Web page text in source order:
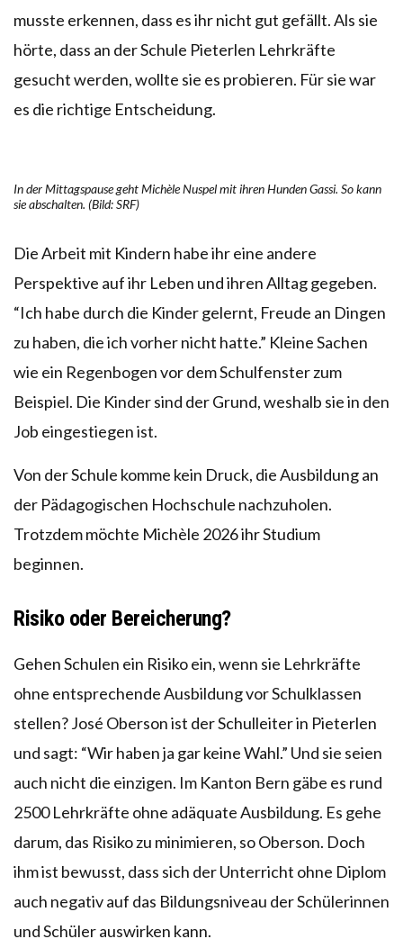
musste erkennen, dass es ihr nicht gut gefällt. Als sie
hörte, dass an der Schule Pieterlen Lehrkräfte
gesucht werden, wollte sie es probieren. Für sie war
es die richtige Entscheidung.
In der Mittagspause geht Michèle Nuspel mit ihren Hunden Gassi. So kann
sie abschalten. (Bild: SRF)
Die Arbeit mit Kindern habe ihr eine andere
Perspektive auf ihr Leben und ihren Alltag gegeben.
“Ich habe durch die Kinder gelernt, Freude an Dingen
zu haben, die ich vorher nicht hatte.” Kleine Sachen
wie ein Regenbogen vor dem Schulfenster zum
Beispiel. Die Kinder sind der Grund, weshalb sie in den
Job eingestiegen ist.
Von der Schule komme kein Druck, die Ausbildung an
der Pädagogischen Hochschule nachzuholen.
Trotzdem möchte Michèle 2026 ihr Studium
beginnen.
Risiko oder Bereicherung?
Gehen Schulen ein Risiko ein, wenn sie Lehrkräfte
ohne entsprechende Ausbildung vor Schulklassen
stellen? José Oberson ist der Schulleiter in Pieterlen
und sagt: “Wir haben ja gar keine Wahl.” Und sie seien
auch nicht die einzigen. Im Kanton Bern gäbe es rund
2500 Lehrkräfte ohne adäquate Ausbildung. Es gehe
darum, das Risiko zu minimieren, so Oberson. Doch
ihm ist bewusst, dass sich der Unterricht ohne Diplom
auch negativ auf das Bildungsniveau der Schülerinnen
und Schüler auswirken kann.